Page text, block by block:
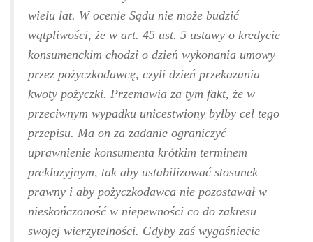
wielu lat. W ocenie Sądu nie może budzić
wątpliwości, że w art. 45 ust. 5 ustawy o kredycie
konsumenckim chodzi o dzień wykonania umowy
przez pożyczkodawcę, czyli dzień przekazania
kwoty pożyczki. Przemawia za tym fakt, że w
przeciwnym wypadku unicestwiony byłby cel tego
przepisu. Ma on za zadanie ograniczyć
uprawnienie konsumenta krótkim terminem
prekluzyjnym, tak aby ustabilizować stosunek
prawny i aby pożyczkodawca nie pozostawał w
nieskończoność w niepewności co do zakresu
swojej wierzytelności. Gdyby zaś wygaśniecie